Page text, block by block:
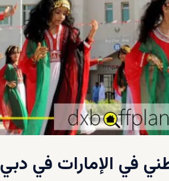
في الإمارات في دبي